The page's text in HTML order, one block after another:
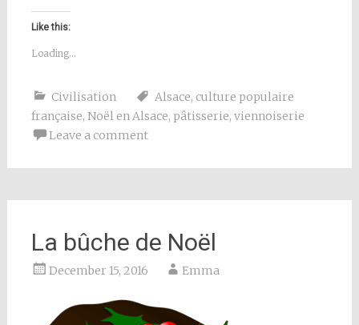
Like this:
Loading...
Civilisation Alsace, culture populaire
française, Noël en Alsace, pâtisserie, viennoiserie
Leave a comment
La bûche de Noël
December 15, 2016 Emma